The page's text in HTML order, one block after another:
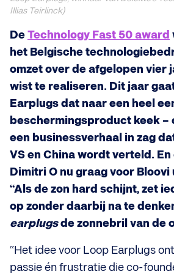
Illias Teirlinck)
DeTechnology Fast 50 award
het Belgische
omzet over de afgelopen vier
wist te realiseren. Dit jaar
Earplugs dat naar een heel
beschermingsproduct keek –
een businessverhaal in zag
VS en China wordt verteld.
Dimitri O nu graag voor
“Als de zon hard schijnt, zet
op zonder daarbij na te
earplugsde zonnebril van de
“Het idee voor Loop Earplugs
passie én frustratie die co-